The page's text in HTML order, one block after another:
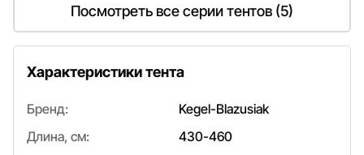
Посмотреть все серии тентов (5)
Характеристики тента
Бренд:
Kegel-Blazusiak
Длина, см:
430-460